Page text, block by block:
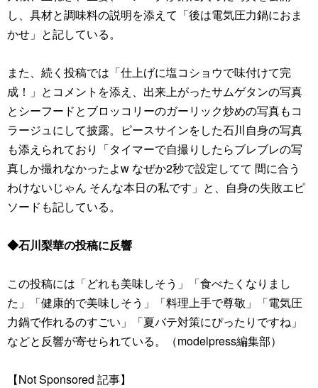
し、具材と調味料の説明を添えて「後は電気圧力鍋におま
かせ」と記している。
また、続く投稿では「仕上げに塩コショウで味付けて完
成！」とコメントを添え、出来上がったサムゲタンの写真
とシーフードとブロッコリーのガーリック炒めの写真もコ
ラージュにして披露。ピースサインをした石川自身の写真
も添えられており「タイマーで自撮りしたらブレブレの写
真しか撮れなかったよw なぜか2秒で設定してて 間に合う
わけないじゃん そんな本日の私です」と、自身の失敗エピ
ソードも記している。
◆石川梨華の投稿に反響
この投稿には「どれも美味しそう」「食べたくなりまし
た」「健康的で美味しそう」「料理上手で尊敬」「電気圧
力鍋で作れるのすごい」「夏バテ対策にぴったりですね」
などと反響が寄せられている。（modelpress編集部）
【Not Sponsored 記事】